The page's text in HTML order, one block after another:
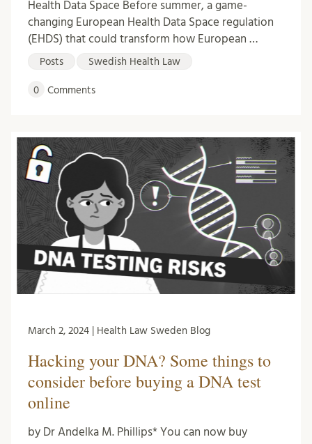
Health Data Space Before summer, a game-
changing European Health Data Space regulation
(EHDS) that could transform how European …
Posts Swedish Health Law
0 Comments
March 2, 2024 | Health Law Sweden Blog
Hacking your DNA? Some things to
consider before buying a DNA test
online
by Dr Andelka M. Phillips* You can now buy